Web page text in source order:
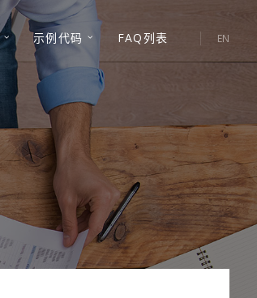
示例代码 FAQ列表
选
语
EN